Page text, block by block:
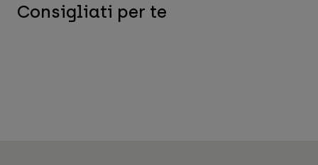
Consigliati per te